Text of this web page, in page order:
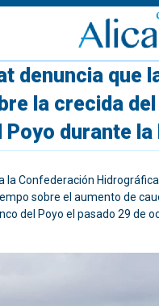
denuncia que
la crecida del
Poyo durante la
la Confederación
sobre el aumento de
del Poyo el pasado 29 de